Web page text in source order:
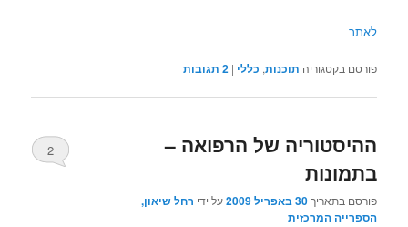
לאתר
פורסם בקטגוריה תוכנות, כללי |
2 תגובות
ההיסטוריה של הרפואה –
בתמונות
פורסם בתאריך30 באפריל 2009 על ידי רחל שיאון,
הספרייה המרכזית
2